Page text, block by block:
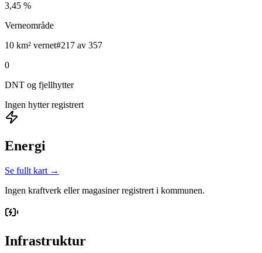
3,45 %
Verneområde
10 km² vernet#217 av 357
0
DNT og fjellhytter
Ingen hytter registrert
Energi
Se fullt kart →
Ingen kraftverk eller magasiner registrert i kommunen.
Infrastruktur